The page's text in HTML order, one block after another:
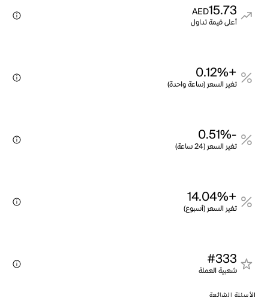
15.73
AED
أعلى قيمة تداول
+0.12%
تغير السعر (ساعة واحدة)
-0.51%
تغير السعر (24 ساعة)
+14.04%
تغير السعر (أسبوع)
#333
شعبية العملة
الأسئلة الشائعة